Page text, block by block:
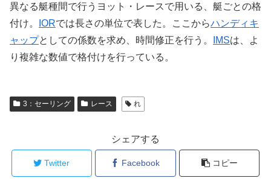
異なる艇種間で行うヨット・レースで用いる、艇ごとの格
付け。
IORでは長さの単位で表した。ここからハンディキ
ャップとしての係数を求め、時間修正を行う。 IMSは、よ
り複雑な数値で格付けを行っている。
3：セーリング レース れ
シェアする
Twitter Facebook コピー